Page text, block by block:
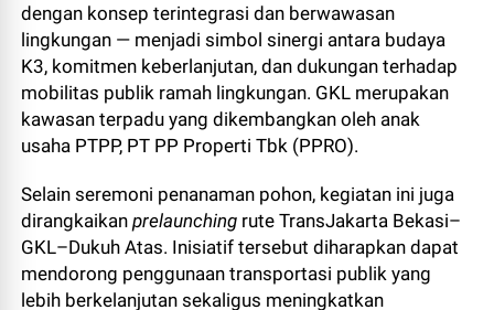
dengan konsep terintegrasi dan berwawasan
lingkungan — menjadi simbol sinergi antara budaya
K3, komitmen keberlanjutan, dan dukungan terhadap
mobilitas publik ramah lingkungan. GKL merupakan
kawasan terpadu yang dikembangkan oleh anak
usaha PTPP, PT PP Properti Tbk (PPRO).
Selain seremoni penanaman pohon, kegiatan ini juga
dirangkaikanprelaunching rute TransJakarta Bekasi–
GKL–Dukuh Atas. Inisiatif tersebut diharapkan dapat
mendorong penggunaan transportasi publik yang
lebih berkelanjutan sekaligus meningkatkan